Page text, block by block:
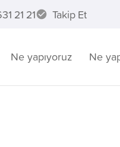
21 21 Takip Et
Ne yapıyoruz Ne